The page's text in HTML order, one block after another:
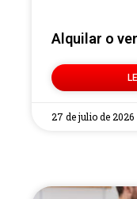
Alquilar o
27 de julio de 2026